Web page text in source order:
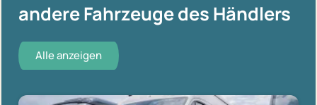
andere Fahrzeuge des Händlers
Alle anzeigen